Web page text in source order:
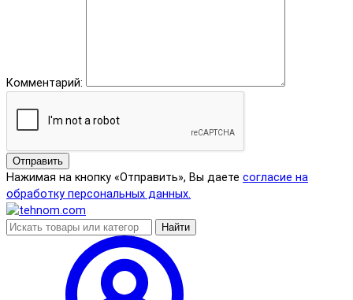
Комментарий:
Отправить
Нажимая на кнопку «Отправить», Вы даете согласие на
обработку персональных данных.
Найти